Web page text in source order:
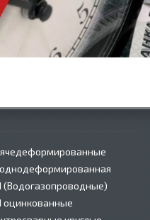
(Водогазопроводные)
оцинкованные